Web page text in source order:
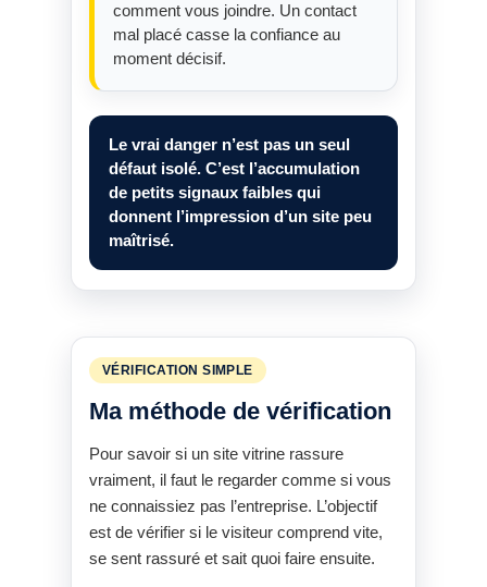
comment vous joindre. Un contact
mal placé casse la confiance au
moment décisif.
Le vrai danger n’est pas un seul
défaut isolé. C’est l’accumulation
de petits signaux faibles qui
donnent l’impression d’un site peu
maîtrisé.
VÉRIFICATION SIMPLE
Ma méthode de vérification
Pour savoir si un site vitrine rassure
vraiment, il faut le regarder comme si vous
ne connaissiez pas l’entreprise. L’objectif
est de vérifier si le visiteur comprend vite,
se sent rassuré et sait quoi faire ensuite.